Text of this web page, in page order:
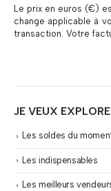
Le prix en euros (€)
change applicable à
transaction. Votre
JE VEUX
Les soldes du
Les indispensables
Les meilleurs